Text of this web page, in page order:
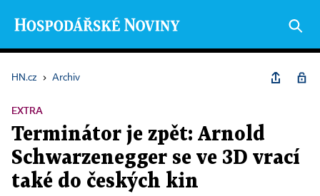
HN.cz › Archiv
EXTRA
Terminátor je zpět: Arnold
Schwarzenegger se ve 3D vrací
také do českých kin